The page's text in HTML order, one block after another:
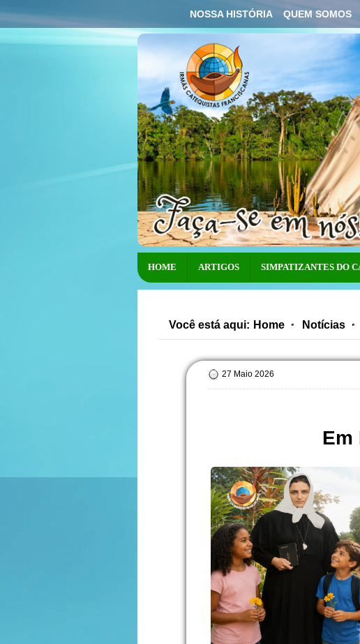
NOSSA HISTÓRIA QUEM SOMOS
HOME ARTIGOS SIMPATIZANTES DO
Você está aqui: Home Notícias
27 Maio 2026
Em